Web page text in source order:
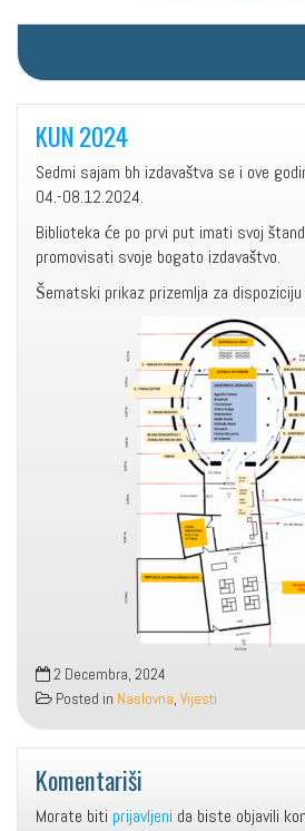
KUN 2024
Sedmi sajam bh izdavaštva se i ove
04.-08.12.2024.
Biblioteka će po prvi put imati svoj
promovisati svoje bogato izdavaštvo.
Šematski prikaz prizemlja za
2 Decembra, 2024
Posted in Naslovna, Vijesti
Komentariši
Morate biti prijavljeni da biste objavili